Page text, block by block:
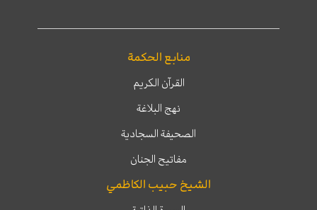
منابع الحكمة
القرآن الكريم
نهج البلاغة
الصحيفة السجادية
مفاتيح الجنان
الشيخ حبيب الكاظمي